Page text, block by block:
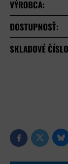
VÝROBCA:
DOSTUPNOSŤ:
SKLADOVÉ
FacebookTwitter